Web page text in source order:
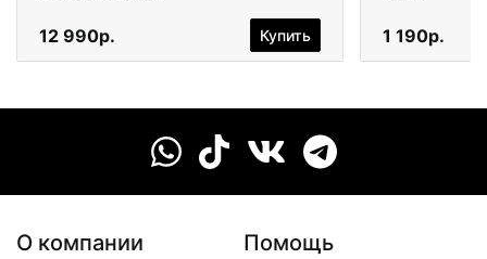
12 990р. Купить 1 190р.
О компании Помощь